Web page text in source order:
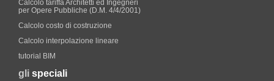
Calcolo tariffa Architetti ed Ingegneri
per Opere Pubbliche (D.M. 4/4/2001)
Calcolo costo di costruzione
Calcolo interpolazione lineare
tutorial BIM
gli speciali